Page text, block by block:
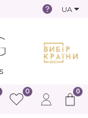
UA
0
0